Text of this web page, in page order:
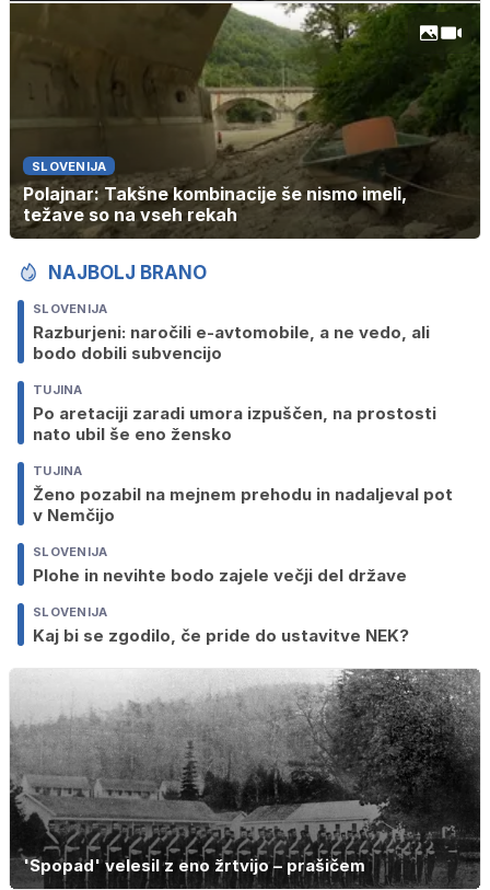
SLOVENIJA
Polajnar: Takšne kombinacije še nismo imeli,
težave so na vseh rekah
NAJBOLJ BRANO
SLOVENIJA
Razburjeni: naročili e-avtomobile, a ne vedo, ali
bodo dobili subvencijo
TUJINA
Po aretaciji zaradi umora izpuščen, na prostosti
nato ubil še eno žensko
TUJINA
Ženo pozabil na mejnem prehodu in nadaljeval pot
v Nemčijo
SLOVENIJA
Plohe in nevihte bodo zajele večji del države
SLOVENIJA
Kaj bi se zgodilo, če pride do ustavitve NEK?
'Spopad' velesil z eno žrtvijo – prašičem